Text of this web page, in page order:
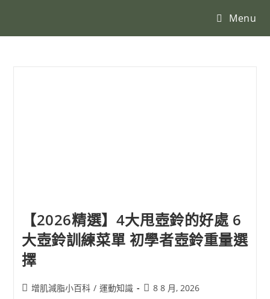
Menu
【2026精選】4大甩壺鈴的好處 6
大壺鈴訓練菜單 初學者壺鈴重量選
擇
增肌減脂小百科 / 運動知識 8 8 月, 2026